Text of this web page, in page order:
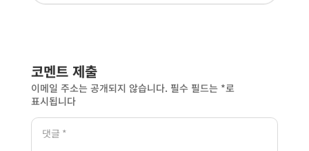
코멘트 제출
이메일 주소는 공개되지 않습니다. 필수 필드는 *로
표시됩니다